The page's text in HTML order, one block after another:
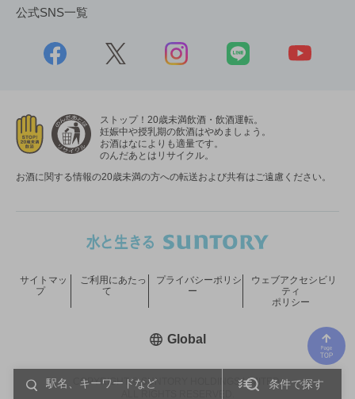
条件で探す
公式SNS一覧
ストップ！20歳未満飲酒・飲酒運転。
妊娠中や授乳期の飲酒はやめましょう。
お酒はなによりも適量です。
のんだあとはリサイクル。
お酒に関する情報の20歳未満の方への転送および共有はご遠慮ください。
COPYRIGHT © SUNTORY HOLDINGS LIMITED.
サイトマッ
プ
ご利用にあたっ
て
プライバシーポリシ
ー
ウェブアクセシビリ
ティ
ポリシー
Global新しいウィンドウで開く